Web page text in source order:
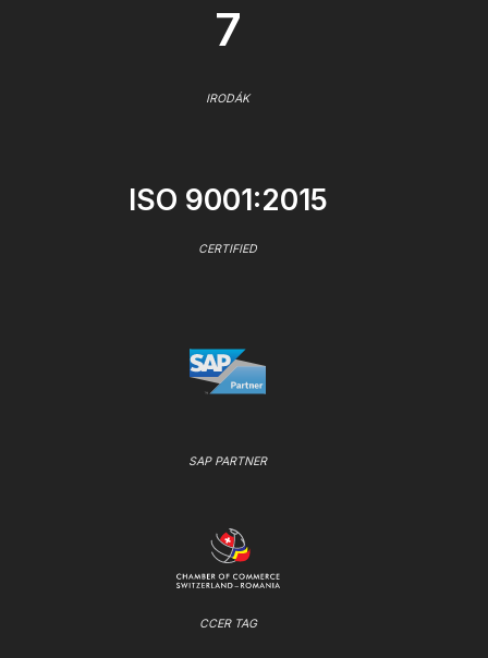
7
IRODÁK
ISO 9001:2015
CERTIFIED
SAP PARTNER
CCER TAG